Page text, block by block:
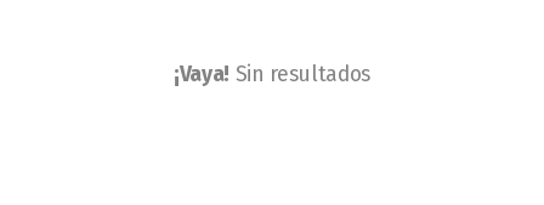
¡Vaya! Sin resultados